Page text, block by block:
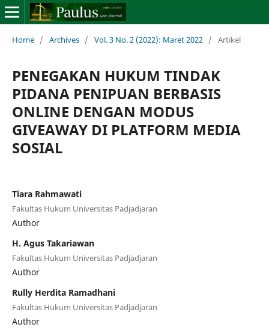
Home / Archives / Vol. 3 No. 2 (2022): Maret 2022 / Artikel
PENEGAKAN HUKUM TINDAK
PIDANA PENIPUAN BERBASIS
ONLINE DENGAN MODUS
GIVEAWAY DI PLATFORM MEDIA
SOSIAL
Tiara Rahmawati
Fakultas Hukum Universitas Padjadjaran
Author
H. Agus Takariawan
Fakultas Hukum Universitas Padjadjaran
Author
Rully Herdita Ramadhani
Fakultas Hukum Universitas Padjadjaran
Author